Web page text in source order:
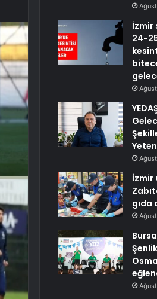
İzmir
24-
İzmir
gıda